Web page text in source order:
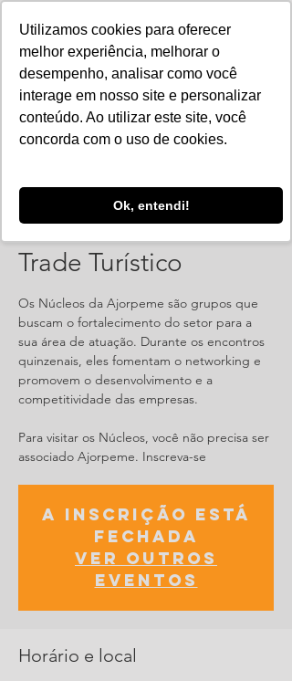
Utilizamos cookies para oferecer
melhor experiência, melhorar o
desempenho, analisar como você
interage em nosso site e personalizar
conteúdo. Ao utilizar este site, você
concorda com o uso de cookies.
Ok, entendi!
Reunião: Núcleo
Trade Turístico
Os Núcleos da Ajorpeme são grupos que
buscam o fortalecimento do setor para a
sua área de atuação. Durante os encontros
quinzenais, eles fomentam o networking e
promovem o desenvolvimento e a
competitividade das empresas.
Para visitar os Núcleos, você não precisa ser
associado Ajorpeme. Inscreva-se
A inscrição está
fechada
Ver outros
eventos
Horário e local